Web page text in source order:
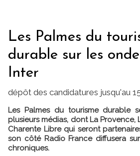
Les Palmes du
durable sur les
Inter
dépôt des candidatures jusqu'au
Les Palmes du tourisme durable
plusieurs médias, dont La Provence,
Charente Libre qui seront
son côté Radio France diffusera
chroniques.